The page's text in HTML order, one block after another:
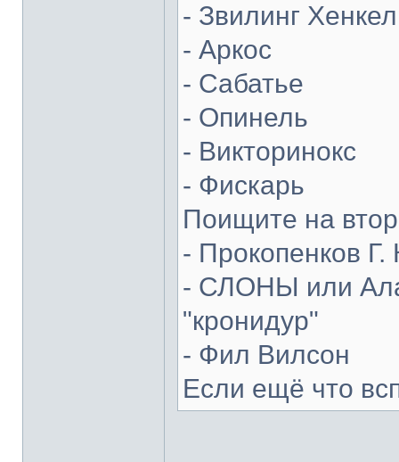
- Звилинг
- Аркос
- Сабатье
- Опинель
- Викторинокс
- Фискарь
Поищите на
- Прокопенков Г.
- СЛОНЫ или
"кронидур"
- Фил Вилсон
Если ещё что